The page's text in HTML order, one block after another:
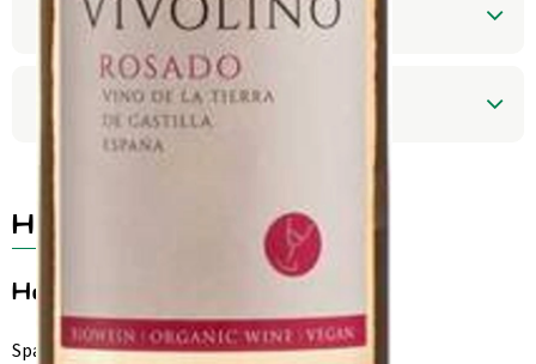
Produktinformationen
Produktdatenblatt
Herkunft
Hersteller: Vivolovin
Spanien